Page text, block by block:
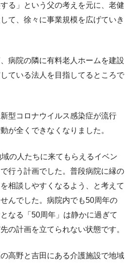
る」という父の考えを元に、老健
て、徐々に事業規模を広げていき
病院の隣に有料老人ホームを建設
ている法人を目指してるところで
型コロナウイルス感染症が流行
が全くできなくなりました。
の人たちに来てもらえるイベン
行う計画でした。普段病院に縁の
相談しやすくなるよう、と考えて
んでした。病院内でも50周年の
なる「50周年」は静かに過ぎて
の計画を立てられない状態です。
高野と吉田にある介護施設で地域